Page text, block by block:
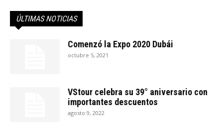
ÚLTIMAS NOTICIAS
Comenzó la Expo 2020 Dubái
octubre 5, 2021
VStour celebra su 39° aniversario con
importantes descuentos
agosto 9, 2022